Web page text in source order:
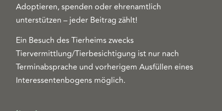
Adoptieren, spenden oder ehrenamtlich
unterstützen – jeder Beitrag zählt!
Ein Besuch des Tierheims zwecks
Tiervermittlung/Tierbesichtigung ist nur nach
Terminabsprache und vorherigem Ausfüllen eines
Interessentenbogens möglich.